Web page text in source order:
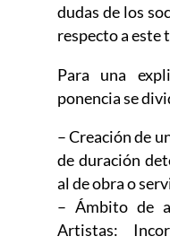
dudas de los
respecto a este
Para una
ponencia se
– Creación de
de duración
al de obra o
– Ámbito de
Artistas: